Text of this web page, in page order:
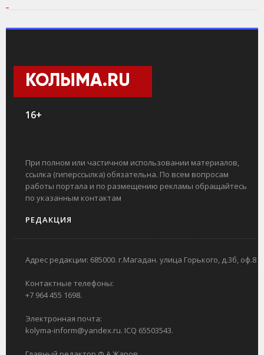
КОЛЫМА.RU
16+
При полном или частичном использовании материалов,
ссылка (гиперссылка) обязательна. По всем вопросам
работы портала и по размещению рекламы обращайтесь
по указанным контактам
РЕДАКЦИЯ
Адрес редакции: 685000. г.Магадан. улица Горького, д.3б, оф.8
Контактные телефоны:
+7 964 455 1698.
Электронная почта:
kolyma-inform@yandex.ru. ICQ 65503543.